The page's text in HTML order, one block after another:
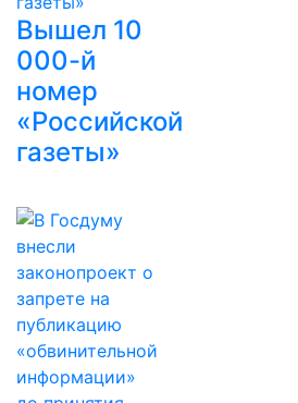
Вышел 10
000-й
номер
«Российской
газеты»